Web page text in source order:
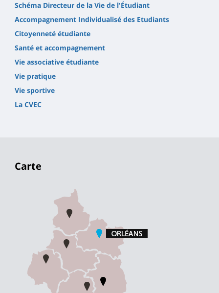
Schéma Directeur de la Vie de l'Étudiant
Accompagnement Individualisé des Etudiants
Citoyenneté étudiante
Santé et accompagnement
Vie associative étudiante
Vie pratique
Vie sportive
La CVEC
Carte